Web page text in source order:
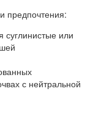
предпочтения:
или
с нейтральной